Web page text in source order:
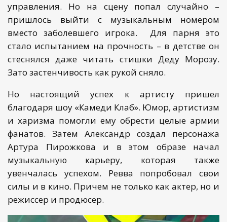
управления. Но на сцену попал случайно –
пришлось выйти с музыкальным номером
вместо заболевшего игрока. Для парня это
стало испытанием на прочность – в детстве он
стеснялся даже читать стишки Деду Морозу.
Зато застенчивость как рукой сняло.
Но настоящий успех к артисту пришел
благодаря шоу «Камеди Клаб». Юмор, артистизм
и харизма помогли ему обрести целые армии
фанатов. Затем Александр создал персонажа
Артура Пирожкова и в этом образе начал
музыкальную карьеру, которая также
увенчалась успехом. Ревва попробовал свои
силы и в кино. Причем не только как актер, но и
режиссер и продюсер.